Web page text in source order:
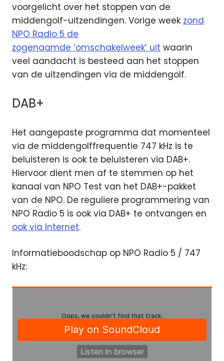
voorgelicht over het stoppen van de
middengolf-uitzendingen. Vorige week zond
NPO Radio 5 de
zogenaamde ‘omschakelweek’ uit waarin
veel aandacht is besteed aan het stoppen
van de uitzendingen via de middengolf.
DAB+
Het aangepaste programma dat momenteel
via de middengolffrequentie 747 kHz is te
beluisteren is ook te beluisteren via DAB+.
Hiervoor dient men af te stemmen op het
kanaal van NPO Test van het DAB+-pakket
van de NPO. De reguliere programmering van
NPO Radio 5 is ook via DAB+ te ontvangen en
ook via Internet.
Informatieboodschap op NPO Radio 5 / 747
kHz: